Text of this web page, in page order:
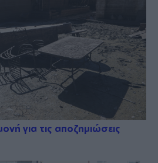
για τις αποζημιώσεις